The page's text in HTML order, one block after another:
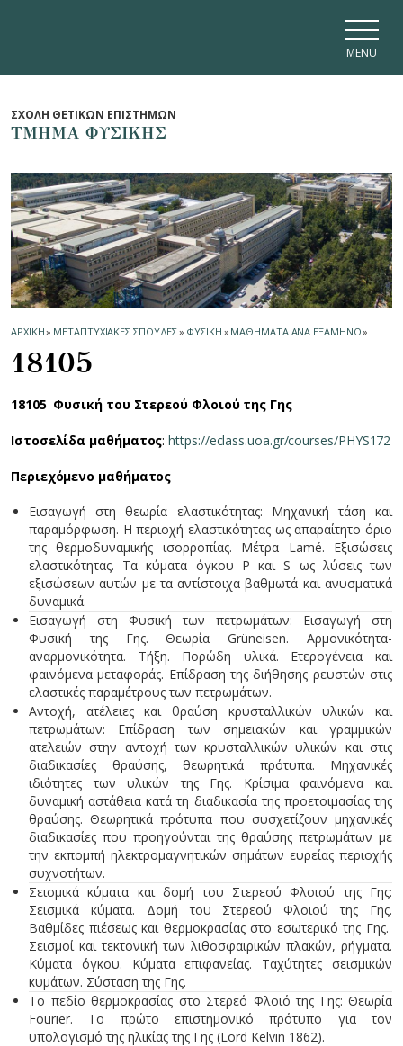
MENU
ΣΧΟΛΗ ΘΕΤΙΚΩΝ ΕΠΙΣΤΗΜΩΝ
ΤΜΗΜΑ ΦΥΣΙΚΗΣ
ΑΡΧΙΚΗ» ΜΕΤΑΠΤΥΧΙΑΚΕΣ ΣΠΟΥΔΕΣ» ΦΥΣΙΚΗ » ΜΑΘΗΜΑΤΑ ΑΝΑ ΕΞΑΜΗΝΟ»
18105
18105 Φυσική του Στερεού Φλοιού της Γης
Ιστοσελίδα μαθήματος:https://eclass.uoa.gr/courses/PHYS172
Περιεχόμενο μαθήματος
Εισαγωγή στη θεωρία ελαστικότητας: Μηχανική τάση και
παραμόρφωση. Η περιοχή ελαστικότητας ως απαραίτητο όριο
της θερμοδυναμικής ισορροπίας. Μέτρα Lamé. Εξισώσεις
ελαστικότητας. Τα κύματα όγκου P και S ως λύσεις των
εξισώσεων αυτών με τα αντίστοιχα βαθμωτά και ανυσματικά
δυναμικά.
Εισαγωγή στη Φυσική των πετρωμάτων: Εισαγωγή στη
Φυσική της Γης. Θεωρία Grüneisen. Αρμονικότητα-
αναρμονικότητα. Τήξη. Πορώδη υλικά. Ετερογένεια και
φαινόμενα μεταφοράς. Επίδραση της διήθησης ρευστών στις
ελαστικές παραμέτρους των πετρωμάτων.
Αντοχή, ατέλειες και θραύση κρυσταλλικών υλικών και
πετρωμάτων: Επίδραση των σημειακών και γραμμικών
ατελειών στην αντοχή των κρυσταλλικών υλικών και στις
διαδικασίες θραύσης, θεωρητικά πρότυπα. Μηχανικές
ιδιότητες των υλικών της Γης. Κρίσιμα φαινόμενα και
δυναμική αστάθεια κατά τη διαδικασία της προετοιμασίας της
θραύσης. Θεωρητικά πρότυπα που συσχετίζουν μηχανικές
διαδικασίες που προηγούνται της θραύσης πετρωμάτων με
την εκπομπή ηλεκτρομαγνητικών σημάτων ευρείας περιοχής
συχνοτήτων.
Σεισμικά κύματα και δομή του Στερεού Φλοιού της Γης:
Σεισμικά κύματα. Δομή του Στερεού Φλοιού της Γης.
Βαθμίδες πιέσεως και θερμοκρασίας στο εσωτερικό της Γης.
Σεισμοί και τεκτονική των λιθοσφαιρικών πλακών, ρήγματα.
Κύματα όγκου. Κύματα επιφανείας. Ταχύτητες σεισμικών
κυμάτων. Σύσταση της Γης.
Το πεδίο θερμοκρασίας στο Στερεό Φλοιό της Γης: Θεωρία
Fourier. Tο πρώτο επιστημονικό πρότυπο για τον
υπολογισμό της ηλικίας της Γης (Lord Kelvin 1862).